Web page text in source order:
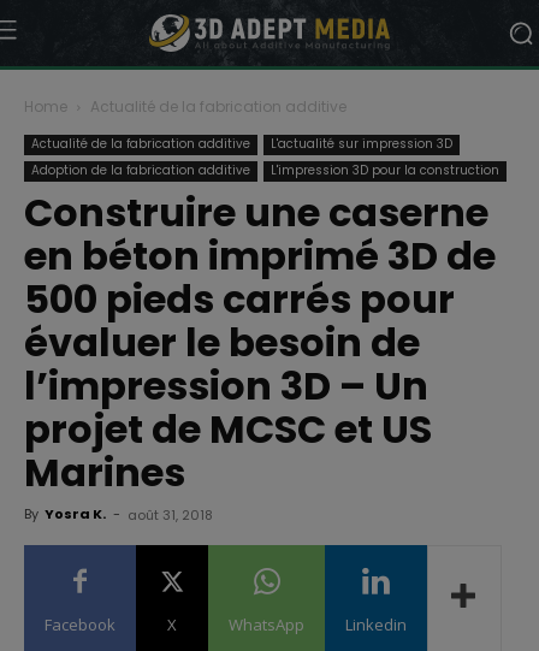
Home Actualité de la fabrication additive
Actualité de la fabrication additive
L'actualité sur impression 3D
Adoption de la fabrication additive
L'impression 3D pour la construction
Construire une caserne
en béton imprimé 3D de
500 pieds carrés pour
évaluer le besoin de
l’impression 3D – Un
projet de MCSC et US
Marines
By Yosra K. - août 31, 2018
Facebook X WhatsApp Linkedin